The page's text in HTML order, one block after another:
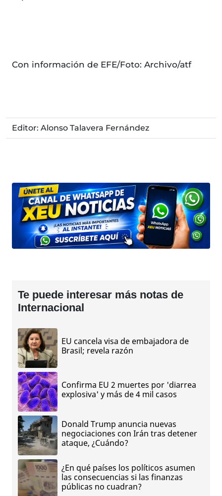
Con información de EFE/Foto: Archivo/atf
Editor: Alonso Talavera Fernández
Te puede interesar más notas de
Internacional
EU cancela visa de embajadora de
Brasil; revela razón
Confirma EU 2 muertes por 'diarrea
explosiva' y más de 4 mil casos
Donald Trump anuncia nuevas
negociaciones con Irán tras detener
ataque, ¿Cuándo?
¿En qué países los políticos asumen
las consecuencias si las finanzas
públicas no cuadran?